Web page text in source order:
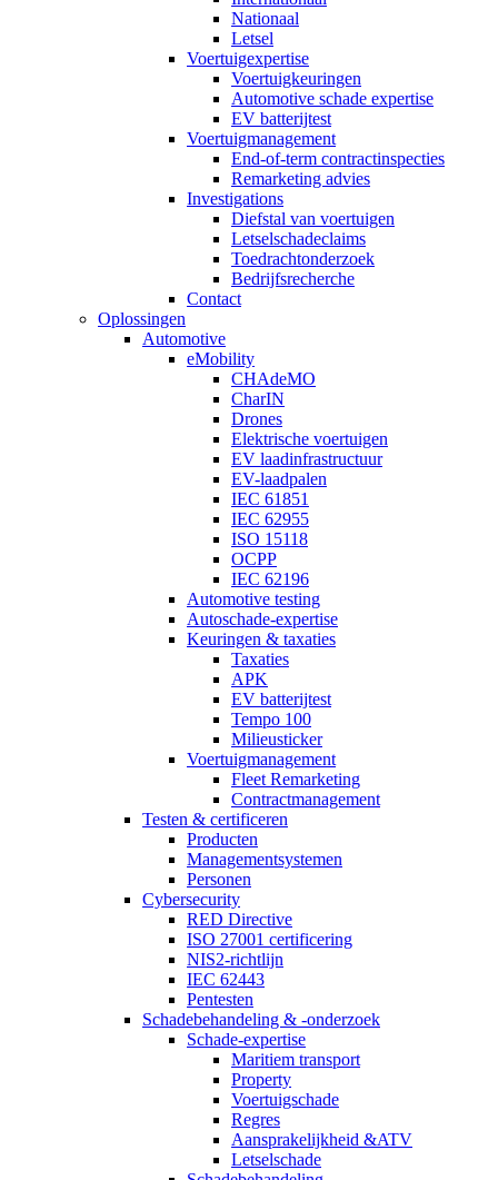
Nationaal
Letsel
Voertuigexpertise
Voertuigkeuringen
Automotive schade expertise
EV batterijtest
Voertuigmanagement
End-of-term contractinspecties
Remarketing advies
Investigations
Diefstal van voertuigen
Letselschadeclaims
Toedrachtonderzoek
Bedrijfsrecherche
Contact
Oplossingen
Automotive
eMobility
CHAdeMO
CharIN
Drones
Elektrische voertuigen
EV laadinfrastructuur
EV-laadpalen
IEC 61851
IEC 62955
ISO 15118
OCPP
IEC 62196
Automotive testing
Autoschade-expertise
Keuringen & taxaties
Taxaties
APK
EV batterijtest
Tempo 100
Milieusticker
Voertuigmanagement
Fleet Remarketing
Contractmanagement
Testen & certificeren
Producten
Managementsystemen
Personen
Cybersecurity
RED Directive
ISO 27001 certificering
NIS2-richtlijn
IEC 62443
Pentesten
Schadebehandeling & -onderzoek
Schade-expertise
Maritiem transport
Property
Voertuigschade
Regres
Aansprakelijkheid &ATV
Letselschade